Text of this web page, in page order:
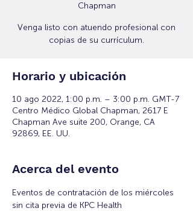
Chapman
Venga listo con atuendo profesional con
copias de su currículum.
Horario y ubicación
10 ago 2022, 1:00 p.m. – 3:00 p.m. GMT-7
Centro Médico Global Chapman, 2617 E
Chapman Ave suite 200, Orange, CA
92869, EE. UU.
Acerca del evento
Eventos de contratación de los miércoles
sin cita previa de KPC Health